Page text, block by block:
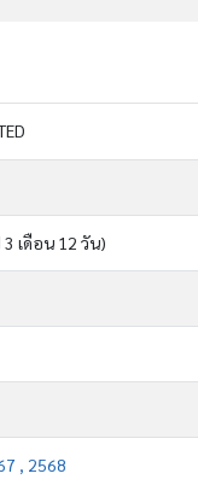
เดือน 12 วัน)
, 2568